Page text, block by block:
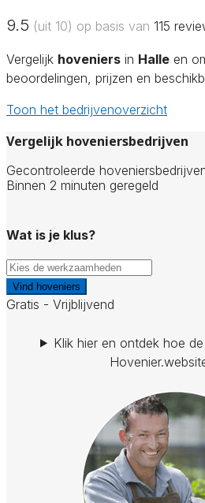
9.5 (uit 10) op basis van 115
Vergelijk hoveniers in Halle en
beoordelingen, prijzen en
Toon het bedrijvenoverzicht
Vergelijk hoveniersbedrijven
Gecontroleerde
Binnen 2 minuten geregeld
Wat is je klus?
Vind hoveniers
Gratis - Vrijblijvend
Klik hier en ontdek hoe